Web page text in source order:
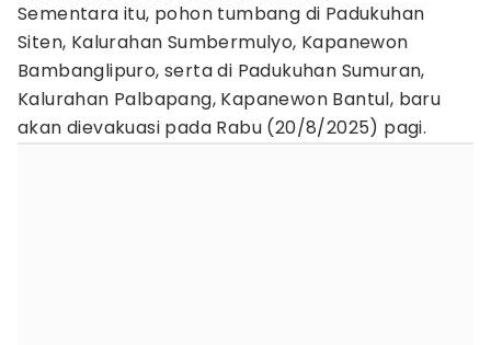
Sementara itu, pohon tumbang di Padukuhan
Siten, Kalurahan Sumbermulyo, Kapanewon
Bambanglipuro, serta di Padukuhan Sumuran,
Kalurahan Palbapang, Kapanewon Bantul, baru
akan dievakuasi pada Rabu (20/8/2025) pagi.